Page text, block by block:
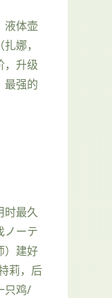
液体壶
娜，
，升级
最强的
时最久
ノーテ
）建好
莉，后
只鸡/